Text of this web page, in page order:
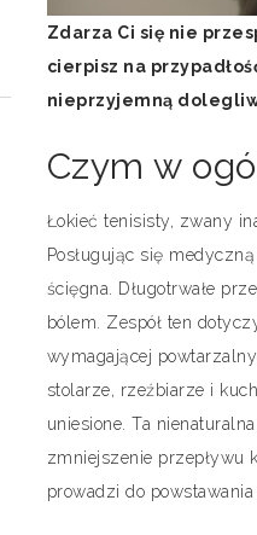
Zdarza Ci się nie
cierpisz na
nieprzyjemną
Czym w
Łokieć tenisisty, zwany
Posługując się
ścięgna. Długotrwałe
bólem. Zespół ten
wymagającej
stolarze, rzeźbiarze i
uniesione. Ta
zmniejszenie przepływu
prowadzi do